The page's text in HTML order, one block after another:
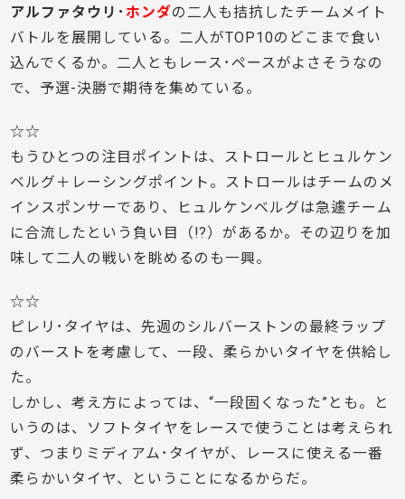
アルファタウリ･ ホンダの二人も拮抗したチームメイト
バトルを展開している。二人がTOP10のどこまで食い
込んでくるか。二人ともレース･ペースがよさそうなの
で、予選-決勝で期待を集めている。
☆☆
もうひとつの注目ポイントは、ストロールとヒュルケン
ベルグ＋レーシングポイント。ストロールはチームのメ
インスポンサーであり、ヒュルケンベルグは急遽チーム
に合流したという負い目（!?）があるか。その辺りを加
味して二人の戦いを眺めるのも一興。
☆☆
ピレリ･タイヤは、先週のシルバーストンの最終ラップ
のバーストを考慮して、一段、柔らかいタイヤを供給し
た。
しかし、考え方によっては、“一段固くなった”とも。と
いうのは、ソフトタイヤをレースで使うことは考えられ
ず、つまりミディアム･タイヤが、レースに使える一番
柔らかいタイヤ、ということになるからだ。